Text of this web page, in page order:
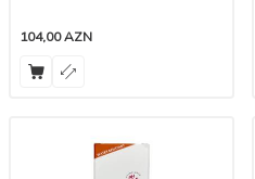
104,00AZN